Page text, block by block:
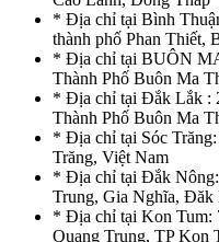
* Địa chỉ tại Bình
thành phố Phan Thiết,
* Địa chỉ tại BUÔN
Thành Phố Buôn Ma
* Địa chỉ tại Đắk Lắk :
Thành Phố Buôn Ma
* Địa chỉ tại Sóc
Trăng, Việt Nam
* Địa chỉ tại Đắk Nông:
Trung, Gia Nghĩa, Đăk
* Địa chỉ tại Kon Tum:
Quang Trung, TP Kon